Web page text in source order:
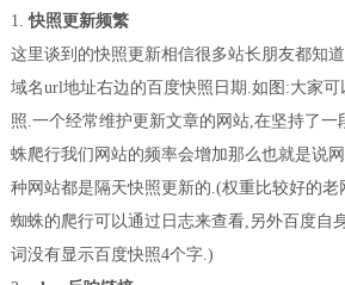
1.快照更新频繁
这里谈到的快照更新相信很多站长朋友都知
域名url地址右边的百度快照日期.如图:大家
照.一个经常维护更新文章的网站,在坚持了
蛛爬行我们网站的频率会增加那么也就是说
种网站都是隔天快照更新的.(权重比较好的老
蜘蛛的爬行可以通过日志来查看,另外百度自
词没有显示百度快照4个字.)